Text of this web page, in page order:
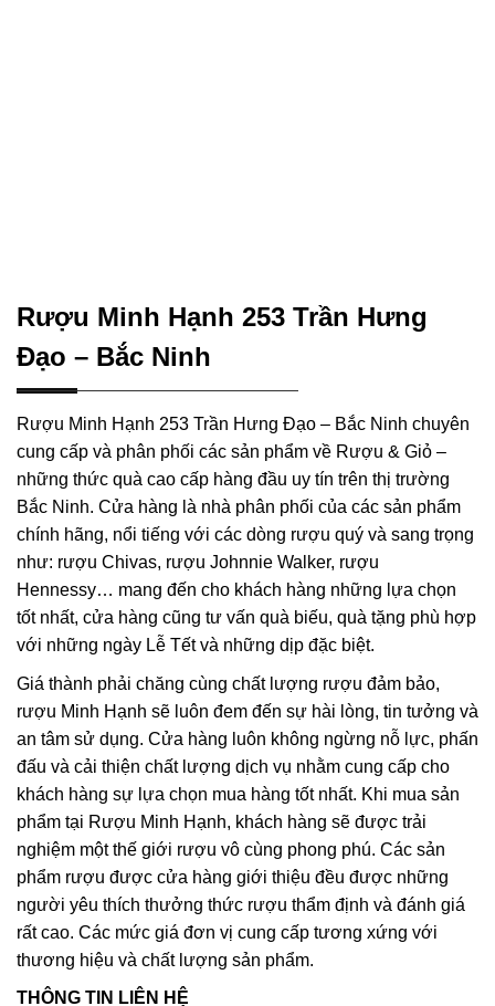
Rượu Minh Hạnh 253 Trần Hưng
Đạo – Bắc Ninh
Rượu Minh Hạnh 253 Trần Hưng Đạo – Bắc Ninh chuyên
cung cấp và phân phối các sản phẩm về Rượu & Giỏ –
những thức quà cao cấp hàng đầu uy tín trên thị trường
Bắc Ninh. Cửa hàng là nhà phân phối của các sản phẩm
chính hãng, nổi tiếng với các dòng rượu quý và sang trọng
như: rượu Chivas, rượu Johnnie Walker, rượu
Hennessy… mang đến cho khách hàng những lựa chọn
tốt nhất, cửa hàng cũng tư vấn quà biếu, quà tặng phù hợp
với những ngày Lễ Tết và những dịp đặc biệt.
Giá thành phải chăng cùng chất lượng rượu đảm bảo,
rượu Minh Hạnh sẽ luôn đem đến sự hài lòng, tin tưởng và
an tâm sử dụng. Cửa hàng luôn không ngừng nỗ lực, phấn
đấu và cải thiện chất lượng dịch vụ nhằm cung cấp cho
khách hàng sự lựa chọn mua hàng tốt nhất. Khi mua sản
phẩm tại Rượu Minh Hạnh, khách hàng sẽ được trải
nghiệm một thế giới rượu vô cùng phong phú. Các sản
phẩm rượu được cửa hàng giới thiệu đều được những
người yêu thích thưởng thức rượu thẩm định và đánh giá
rất cao. Các mức giá đơn vị cung cấp tương xứng với
thương hiệu và chất lượng sản phẩm.
THÔNG TIN LIÊN HỆ